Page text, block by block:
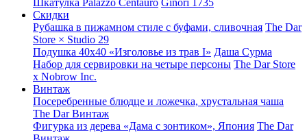
Шкатулка Palazzo Centauro Ginori 1735
Скидки
Рубашка в пижамном стиле с буфами, сливочная The Dar
Store × Studio 29
Подушка 40x40 «Изголовье из трав I» Даша Сурма
Набор для сервировки на четыре персоны The Dar Store
х Nobrow Inc.
Винтаж
Посеребренные блюдце и ложечка, хрустальная чаша
The Dar Винтаж
Фигурка из дерева «Дама с зонтиком», Япония The Dar